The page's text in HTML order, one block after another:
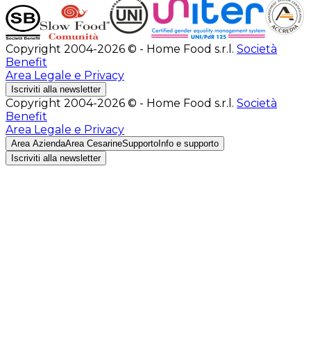
Copyright 2004-2026 © - Home Food s.r.l. Società
Benefit
Area Legale e Privacy
Iscriviti alla newsletter
Copyright 2004-2026 © - Home Food s.r.l. Società
Benefit
Area Legale e Privacy
Area AziendaArea CesarineSupporto Info e supporto
Iscriviti alla newsletter